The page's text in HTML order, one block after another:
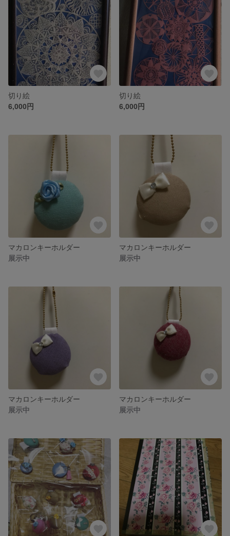
切り絵
6,000円
切り絵
6,000円
マカロンキーホルダー
展示中
マカロンキーホルダー
展示中
マカロンキーホルダー
展示中
マカロンキーホルダー
展示中